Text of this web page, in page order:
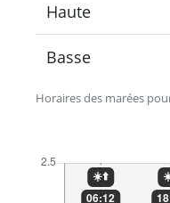
Horaires des marées
Haute
Basse